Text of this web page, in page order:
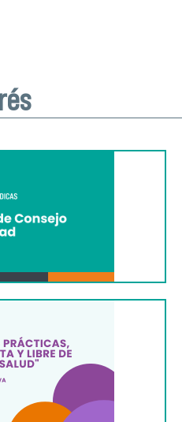
y el rol de la enfermería